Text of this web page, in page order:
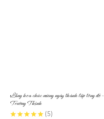
Lẵng hoa chúc mừng ngày thành lập tông đỏ –
Trường Thịnh
(5)